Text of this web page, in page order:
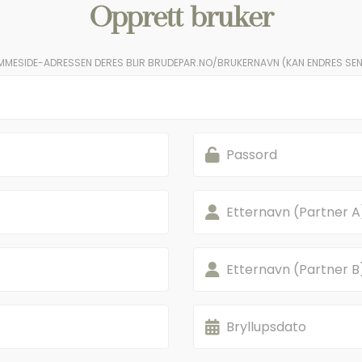
Opprett bruker
ADRESSEN DERES BLIR BRUDEPAR.NO/BRUKERNAVN (KAN ENDRES